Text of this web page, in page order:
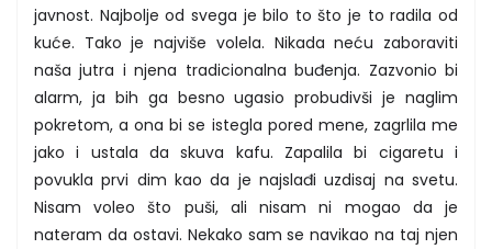
javnost. Najbolje od svega je bilo to što je to radila od
kuće. Tako je najviše volela. Nikada neću zaboraviti
naša jutra i njena tradicionalna buđenja. Zazvonio bi
alarm, ja bih ga besno ugasio probudivši je naglim
pokretom, a ona bi se istegla pored mene, zagrlila me
jako i ustala da skuva kafu. Zapalila bi cigaretu i
povukla prvi dim kao da je najslađi uzdisaj na svetu.
Nisam voleo što puši, ali nisam ni mogao da je
nateram da ostavi. Nekako sam se navikao na taj njen